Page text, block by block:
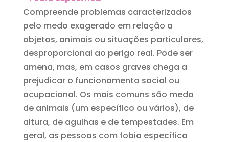
Compreende problemas caracterizados
pelo medo exagerado em relação a
objetos, animais ou situações particulares,
desproporcional ao perigo real. Pode ser
amena, mas, em casos graves chega a
prejudicar o funcionamento social ou
ocupacional. Os mais comuns são medo
de animais (um específico ou vários), de
altura, de agulhas e de tempestades. Em
geral, as pessoas com fobia específica